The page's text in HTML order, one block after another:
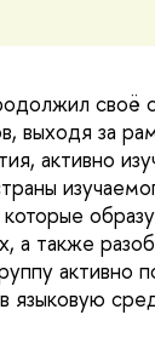
выходя за
активно
а также
языковую